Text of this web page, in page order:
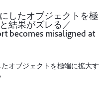
したオブジェクトを極
結果がズレる／
becomes misaligned at
オブジェクトを極端に拡大す